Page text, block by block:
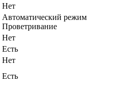
Нет
Автоматический режим
Проветривание
Нет
Есть
Нет
Есть